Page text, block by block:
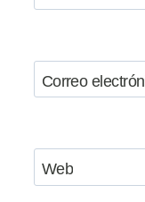
Correo
Web